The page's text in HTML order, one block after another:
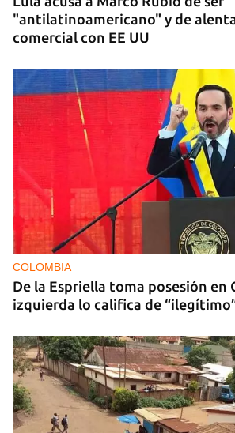
"antilatinoamericano" y de
comercial con EE UU
COLOMBIA
De la Espriella toma posesión en
izquierda lo califica de